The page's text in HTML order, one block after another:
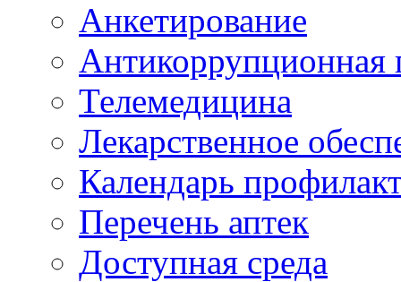
Анкетирование
Антикоррупционная
Телемедицина
Лекарственное
Календарь
Перечень аптек
Доступная среда